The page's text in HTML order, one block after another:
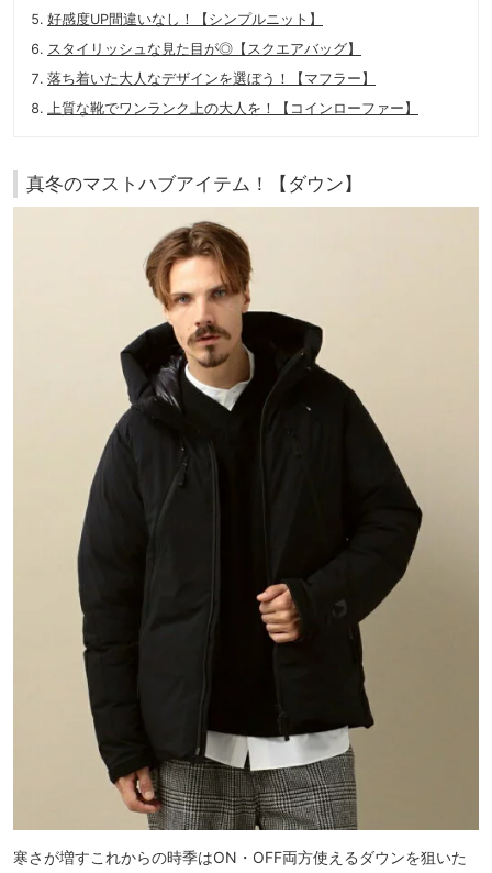
好感度UP間違いなし！【シンプルニット】
スタイリッシュな見た目が◎【スクエアバッグ】
落ち着いた大人なデザインを選ぼう！【マフラー】
上質な靴でワンランク上の大人を！【コインローファー】
真冬のマストハブアイテム！【ダウン】
寒さが増すこれからの時季はON・OFF両方使えるダウンを狙いた